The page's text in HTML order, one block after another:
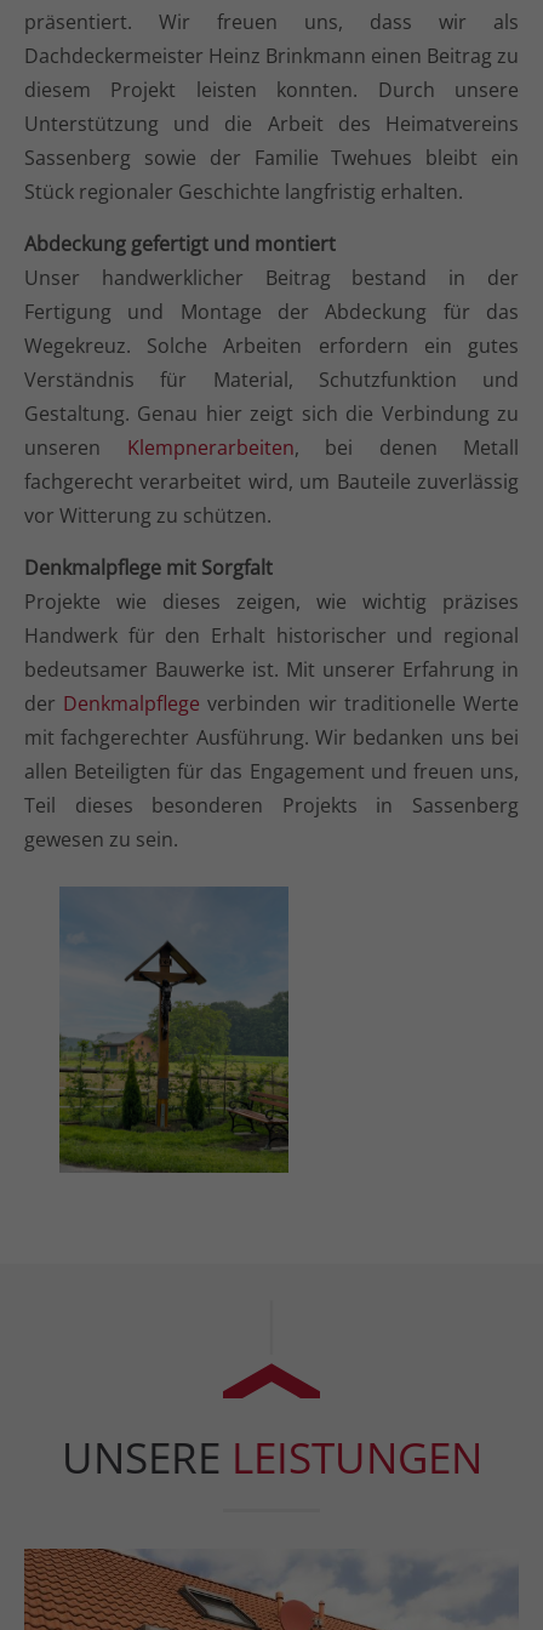
info@yourdomain.com
About us
Lorem ipsum dolor sit amet, consectetuer
adipiscing elit.
Cum sociis natoque penatibus et magnis dis
parturient montes, nascetur ridiculus mus. Donec
quam felis, ultricies nec.
präsentiert. Wir freuen uns, dass wir als
Dachdeckermeister Heinz Brinkmann einen Beitrag zu
diesem Projekt leisten konnten. Durch unsere
Unterstützung und die Arbeit des Heimatvereins
Sassenberg sowie der Familie Twehues bleibt ein
Stück regionaler Geschichte langfristig erhalten.
Abdeckung gefertigt und montiert
Unser handwerklicher Beitrag bestand in der
Fertigung und Montage der Abdeckung für das
Wegekreuz. Solche Arbeiten erfordern ein gutes
Verständnis für Material, Schutzfunktion und
Gestaltung. Genau hier zeigt sich die Verbindung zu
unseren Klempnerarbeiten, bei denen Metall
fachgerecht verarbeitet wird, um Bauteile zuverlässig
vor Witterung zu schützen.
Denkmalpflege mit Sorgfalt
Projekte wie dieses zeigen, wie wichtig präzises
Handwerk für den Erhalt historischer und regional
bedeutsamer Bauwerke ist. Mit unserer Erfahrung in
der Denkmalpflege verbinden wir traditionelle Werte
mit fachgerechter Ausführung. Wir bedanken uns bei
allen Beteiligten für das Engagement und freuen uns,
Teil dieses besonderen Projekts in Sassenberg
gewesen zu sein.
UNSERE LEISTUNGEN